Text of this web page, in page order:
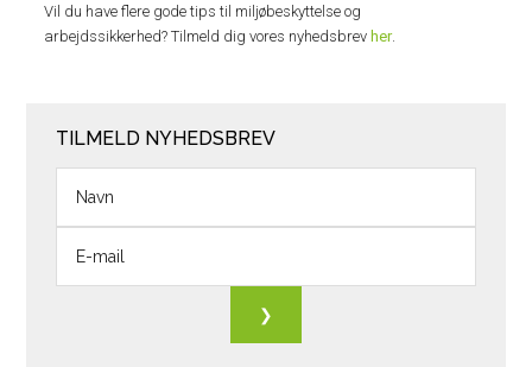
Vil du have flere gode tips til miljøbeskyttelse og
arbejdssikkerhed? Tilmeld dig vores nyhedsbrevher.
TILMELD NYHEDSBREV